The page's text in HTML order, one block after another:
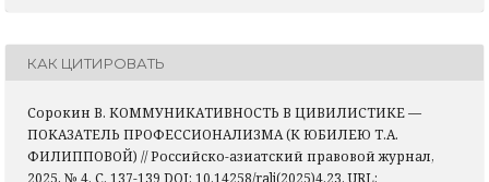
КАК ЦИТИРОВАТЬ
Сорокин В. КОММУНИКАТИВНОСТЬ В ЦИВИЛИСТИКЕ —
ПОКАЗАТЕЛЬ ПРОФЕССИОНАЛИЗМА (К ЮБИЛЕЮ Т.А.
ФИЛИППОВОЙ) // Российско-азиатский правовой журнал,
2025, № 4. С. 137-139 DOI: 10.14258/ralj(2025)4.23. URL: